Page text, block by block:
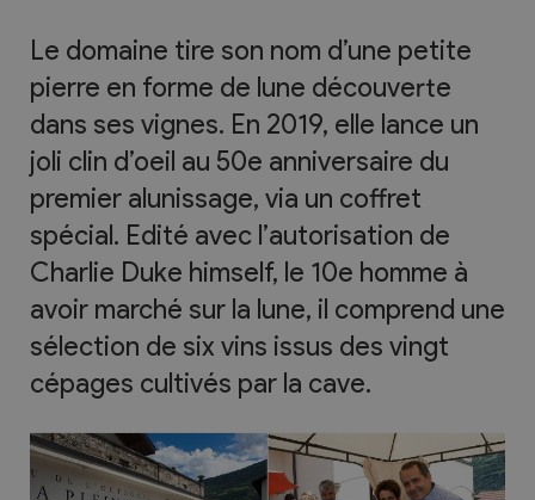
Le domaine tire son nom d’une petite
pierre en forme de lune découverte
dans ses vignes. En 2019, elle lance un
joli clin d’oeil au 50e anniversaire du
premier alunissage, via un coffret
spécial. Edité avec l’autorisation de
Charlie Duke himself, le 10e homme à
avoir marché sur la lune, il comprend une
sélection de six vins issus des vingt
cépages cultivés par la cave.